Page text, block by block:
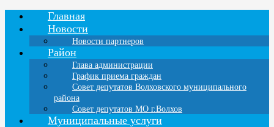
Главная
Новости
Новости партнеров
Район
Глава администрации
График приема граждан
Совет депутатов Волховского муниципального
района
Совет депутатов МО г.Волхов
Муниципальные услуги